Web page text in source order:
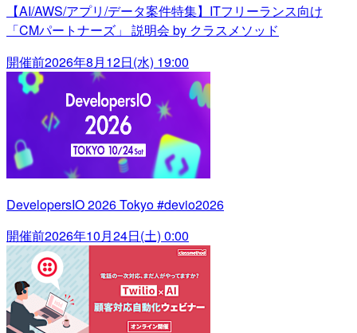
【AI/AWS/アプリ/データ案件特集】ITフリーランス向け
「CMパートナーズ」 説明会 by クラスメソッド
開催前2026年8月12日(水) 19:00
DevelopersIO 2026 Tokyo #devio2026
開催前2026年10月24日(土) 0:00